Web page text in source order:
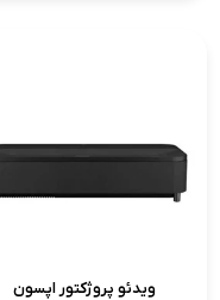
ویدئو پروژکتور اپسون